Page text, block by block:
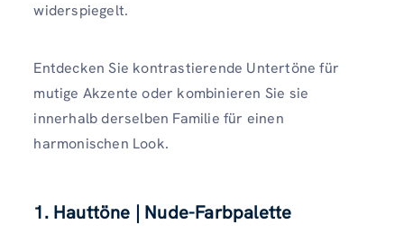
widerspiegelt.
Entdecken Sie kontrastierende Untertöne für
mutige Akzente oder kombinieren Sie sie
innerhalb derselben Familie für einen
harmonischen Look.
1. Hauttöne | Nude-Farbpalette